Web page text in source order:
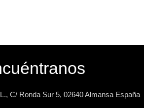
C/ Ronda Sur 5, 02640 Almansa España